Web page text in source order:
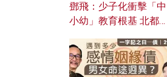
鄧飛：少子化衝擊「中
小幼」教育根基 北都如